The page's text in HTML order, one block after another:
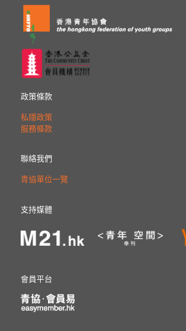
政策條款
私隱政策
服務條款
聯絡我們
青協單位一覽
支持媒體
會員平台